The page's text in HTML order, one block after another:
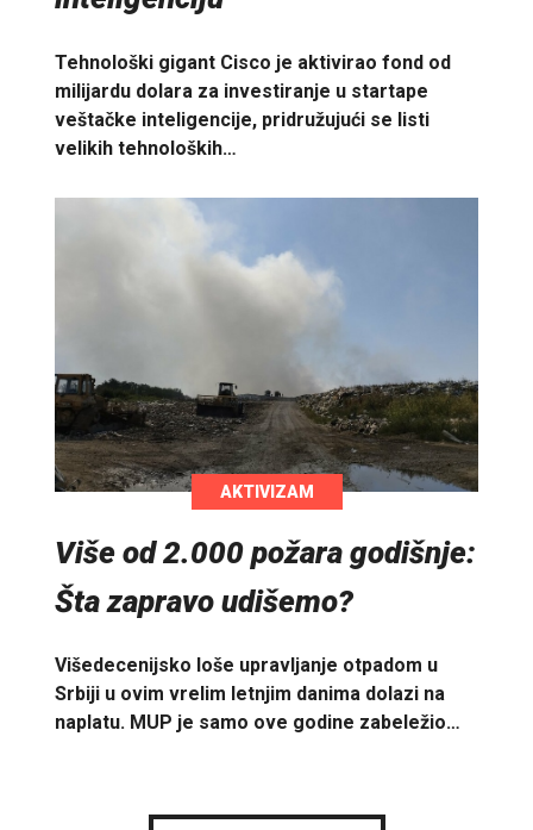
Tehnološki gigant Cisco je aktivirao fond od
milijardu dolara za investiranje u startape
veštačke inteligencije, pridružujući se listi
velikih tehnoloških…
AKTIVIZAM
Više od 2.000 požara godišnje:
Šta zapravo udišemo?
Višedecenijsko loše upravljanje otpadom u
Srbiji u ovim vrelim letnjim danima dolazi na
naplatu. MUP je samo ove godine zabeležio…